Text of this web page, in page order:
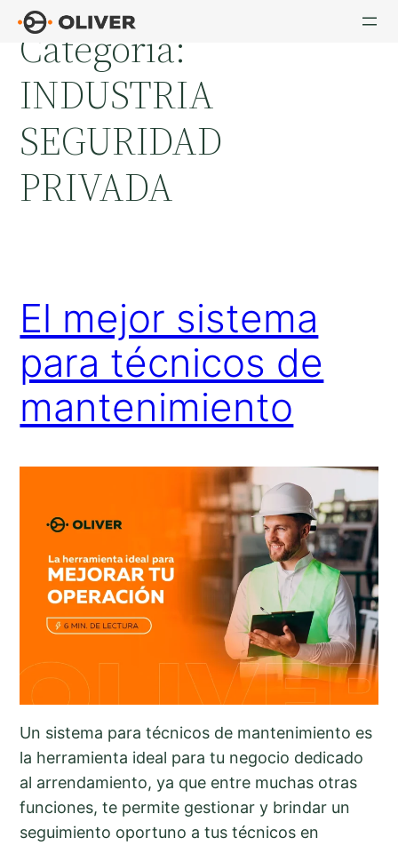
Saltar
contenido
Categoría:
INDUSTRIA
SEGURIDAD
PRIVADA
El mejor sistema
para técnicos de
mantenimiento
Un sistema para técnicos de mantenimiento es
la herramienta ideal para tu negocio dedicado
al arrendamiento, ya que entre muchas otras
funciones, te permite gestionar y brindar un
seguimiento oportuno a tus técnicos en